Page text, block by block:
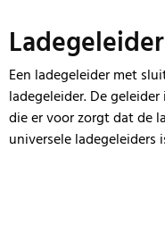
Een ladegeleider met
ladegeleider. De
die er voor zorgt dat de
universele ladegeleiders